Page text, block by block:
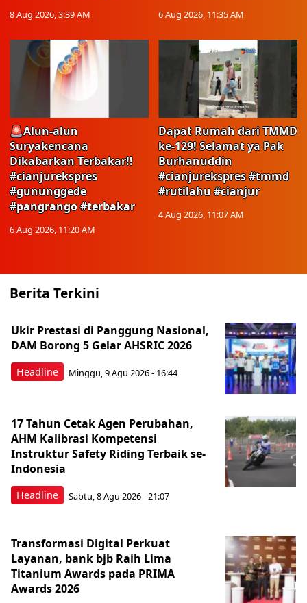
8 Aug 2026, 3:39 AM 6 Aug 2026, 11:35 AM
🚨Alun-alun
Suryakencana
Dikabarkan Terbakar!!
#cianjurekspres
#gununggede
#pangrango #terbakar
6 Aug 2026, 11:20 AM
Dapat Rumah dari TMMD
ke-129! Selamat ya Pak
Burhanuddin
#cianjurekspres #tmmd
#rutilahu #cianjur
4 Aug 2026, 11:07 AM
Berita Terkini
Headline
Ukir Prestasi di Panggung Nasional,
DAM Borong 5 Gelar AHSRIC 2026
Minggu, 9 Agu 2026 - 16:44
Headline
17 Tahun Cetak Agen Perubahan,
AHM Kalibrasi Kompetensi
Instruktur Safety Riding Terbaik se-
Indonesia
Sabtu, 8 Agu 2026 - 21:07
Transformasi Digital Perkuat
Layanan, bank bjb Raih Lima
Titanium Awards pada PRIMA
Awards 2026